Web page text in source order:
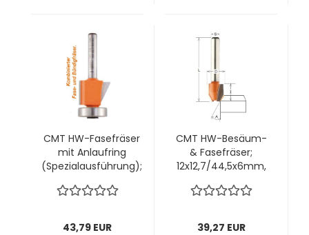
CMT HW-Fasefräser
mit Anlaufring
(Spezialausführung);
24,5x16/56,5x6mm,
VPE = 1 Stck
43,79 EUR
CMT HW-Besäum-
& Fasefräser;
12x12,7/44,5x6mm,
VPE = 1 Stck
39,27 EUR